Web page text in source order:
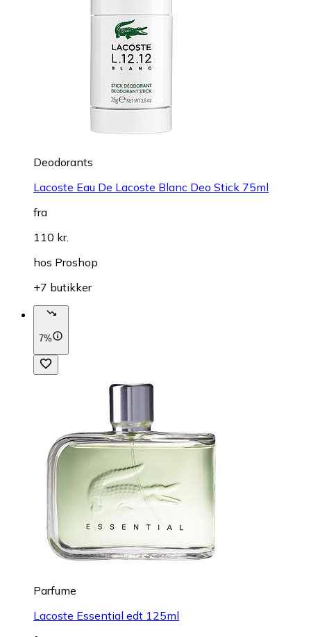
Deodorants
Lacoste Eau De Lacoste Blanc Deo Stick 75ml
fra
110 kr.
hos Proshop
+7 butikker
7%
Parfume
Lacoste Essential edt 125ml